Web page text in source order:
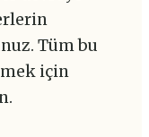
Tüm bu
için